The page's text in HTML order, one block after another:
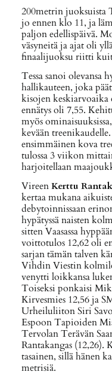
200metrin juoksuista
jo ennen klo 11, ja
paljon edellispäivä.
väsyneitä ja ajat oli
finaalijuoksu riitti
Tessa sanoi
hallikauteen, joka
kisojen
ennätys oli 7,55.
myös
kevään
ensimmäinen kova
tulossa 3 viikon
harjoitellaan
VireenKerttu
kertaa mukana
debytoinnissaan
hypätyssä naisten
sitten Vaasassa
voittotulos 12,62 oli
sarjan tämän talven
Vihdin Viestin
venytti loikkansa
Toiseksi ponkaisi
Kirvesmies 12,56 ja
Urheiluliiton Siri
Espoon Tapioiden
Tervolan Terävän
Rantakangas
tasainen, sillä hänen
metrisiä.